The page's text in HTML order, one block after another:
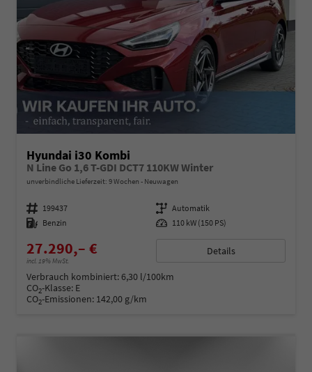
Hyundai i30 Kombi
N Line Go 1,6 T-GDI DCT7 110KW Winter
unverbindliche Lieferzeit: 9 Wochen Neuwagen
Fahrzeugnummer 199437 Getriebe Automatik
Kraftstoff Benzin Leistung 110 kW (150 PS)
27.290,– €
incl. 19% MwSt.
Details
Verbrauch kombiniert:6,30 l/100km
CO2-Klasse: E
CO2-Emissionen: 142,00 g/km